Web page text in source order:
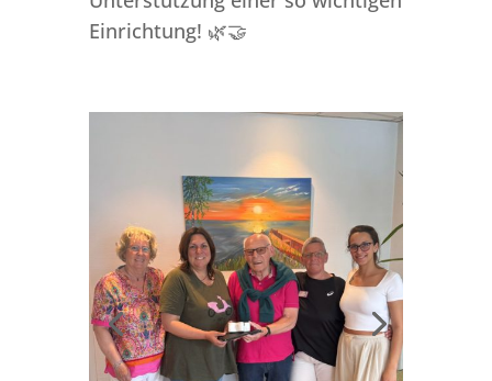
Einrichtung! 🌿🤝